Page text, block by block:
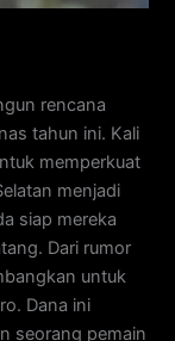
rencana
tahun ini. Kali
memperkuat
menjadi
siap mereka
Dari rumor
untuk
Dana ini
seorang pemain